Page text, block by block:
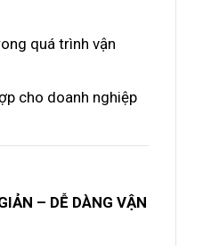
quá trình vận
cho doanh nghiệp
– DỄ DÀNG VẬN